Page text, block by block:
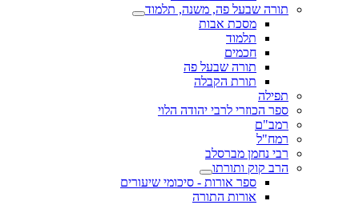
תורה שבעל פה, משנה, תלמוד
מסכת אבות
תלמוד
חכמים
תורה שבעל פה
תורת הקבלה
תפילה
ספר הכוזרי לרבי יהודה הלוי
רמב"ם
רמח"ל
רבי נחמן מברסלב
הרב קוק ותורתו
ספר אורות - סיכומי שיעורים
אורות התורה